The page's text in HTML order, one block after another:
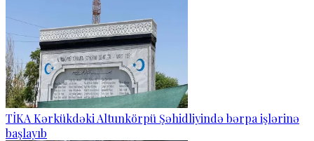
TİKA Kərkükdəki Altunkörpü Şəhidliyində bərpa işlərinə
başlayıb